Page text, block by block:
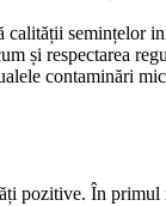
semințelor
și respectarea
contaminări
pozitive. În